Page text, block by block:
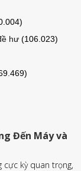
hư (106.023)
Đến Máy và
cực kỳ quan trọng,